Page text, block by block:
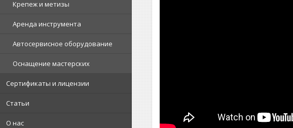
Крепеж и метизы
Аренда инструмента
Автосервисное оборудование
Оснащение мастерских
Сертификаты и лицензии
Статьи
О нас